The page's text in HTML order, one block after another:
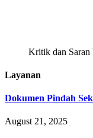
Kritik dan Saran
Layanan
Dokumen Pindah
August 21, 2025